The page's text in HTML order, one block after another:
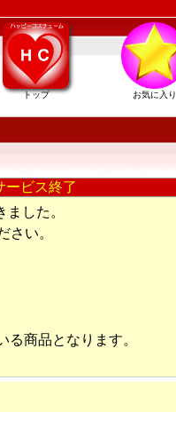
トップ お気に入り
ービス終了
した。
さい。
商品となります。